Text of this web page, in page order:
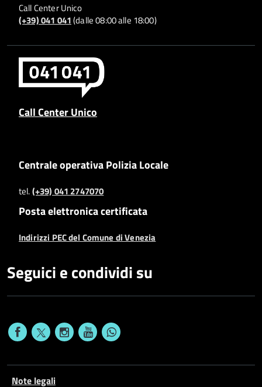
Call Center Unico
(+39) 041 041(dalle 08:00 alle 18:00)
Call Center Unico
Centrale operativa Polizia Locale
tel.(+39) 041 2747070
Posta elettronica certificata
Indirizzi PEC del Comune di Venezia
Seguici e condividi su
Note legali